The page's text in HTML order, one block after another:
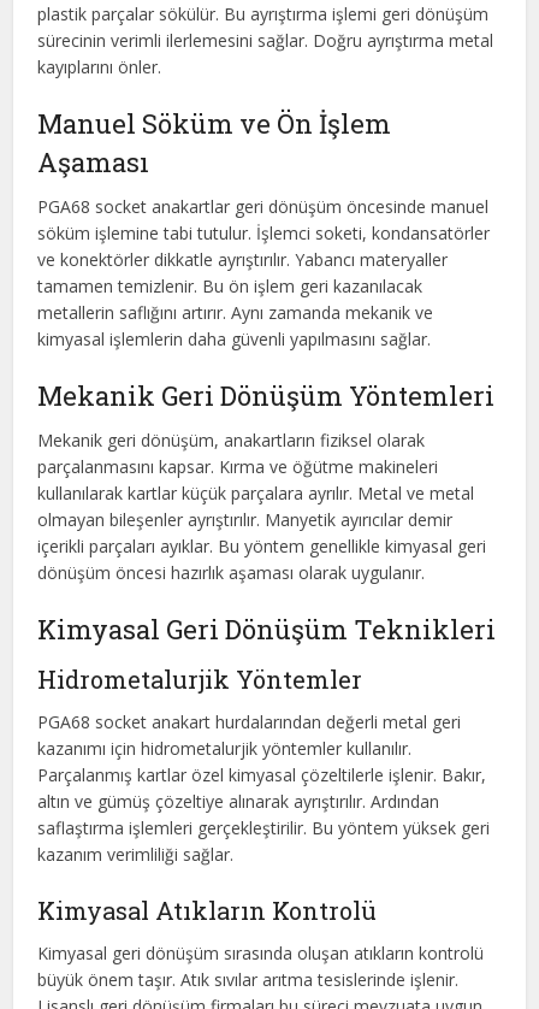
plastik parçalar sökülür. Bu ayrıştırma işlemi geri dönüşüm
sürecinin verimli ilerlemesini sağlar. Doğru ayrıştırma metal
kayıplarını önler.
Manuel Söküm ve Ön İşlem
Aşaması
PGA68 socket anakartlar geri dönüşüm öncesinde manuel
söküm işlemine tabi tutulur. İşlemci soketi, kondansatörler
ve konektörler dikkatle ayrıştırılır. Yabancı materyaller
tamamen temizlenir. Bu ön işlem geri kazanılacak
metallerin saflığını artırır. Aynı zamanda mekanik ve
kimyasal işlemlerin daha güvenli yapılmasını sağlar.
Mekanik Geri Dönüşüm Yöntemleri
Mekanik geri dönüşüm, anakartların fiziksel olarak
parçalanmasını kapsar. Kırma ve öğütme makineleri
kullanılarak kartlar küçük parçalara ayrılır. Metal ve metal
olmayan bileşenler ayrıştırılır. Manyetik ayırıcılar demir
içerikli parçaları ayıklar. Bu yöntem genellikle kimyasal geri
dönüşüm öncesi hazırlık aşaması olarak uygulanır.
Kimyasal Geri Dönüşüm Teknikleri
Hidrometalurjik Yöntemler
PGA68 socket anakart hurdalarından değerli metal geri
kazanımı için hidrometalurjik yöntemler kullanılır.
Parçalanmış kartlar özel kimyasal çözeltilerle işlenir. Bakır,
altın ve gümüş çözeltiye alınarak ayrıştırılır. Ardından
saflaştırma işlemleri gerçekleştirilir. Bu yöntem yüksek geri
kazanım verimliliği sağlar.
Kimyasal Atıkların Kontrolü
Kimyasal geri dönüşüm sırasında oluşan atıkların kontrolü
büyük önem taşır. Atık sıvılar arıtma tesislerinde işlenir.